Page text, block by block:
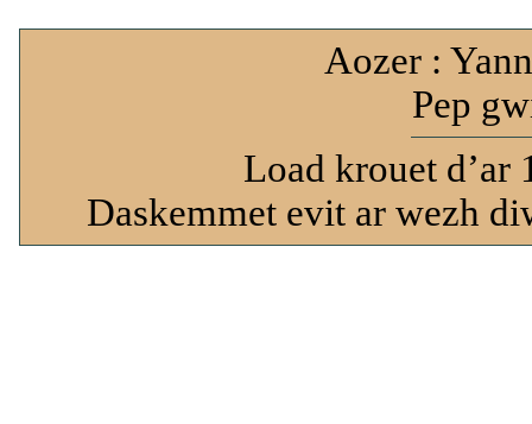
Aozer :
Pep
Load krouet d’ar
Daskemmet evit ar wezh